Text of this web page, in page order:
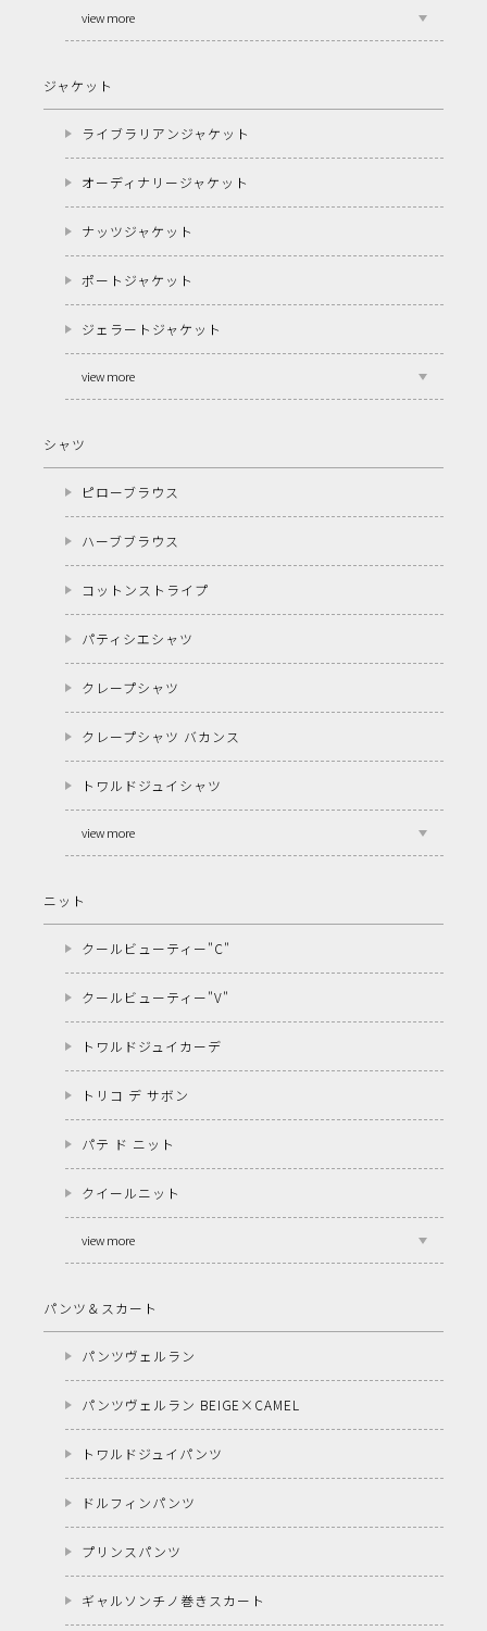
view more
ジャケット
ライブラリアンジャケット
オーディナリージャケット
ナッツジャケット
ポートジャケット
ジェラートジャケット
view more
シャツ
ピローブラウス
ハーブブラウス
コットンストライプ
パティシエシャツ
クレープシャツ
クレープシャツ バカンス
トワルドジュイシャツ
view more
ニット
クールビューティー"C"
クールビューティー"V"
トワルドジュイカーデ
トリコ デ サボン
パテ ド ニット
クイールニット
view more
パンツ＆スカート
パンツヴェルラン
パンツヴェルラン BEIGE×CAMEL
トワルドジュイパンツ
ドルフィンパンツ
プリンスパンツ
ギャルソンチノ巻きスカート